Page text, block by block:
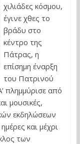
χιλιάδες κόσμου,
έγινε χθες το
βράδυ στο
κέντρο της
Πάτρας, η
επίσημη έναρξη
του Πατρινού
πλημμύρισε από
μουσικές,
εκδηλώσεων
και μέχρι
των